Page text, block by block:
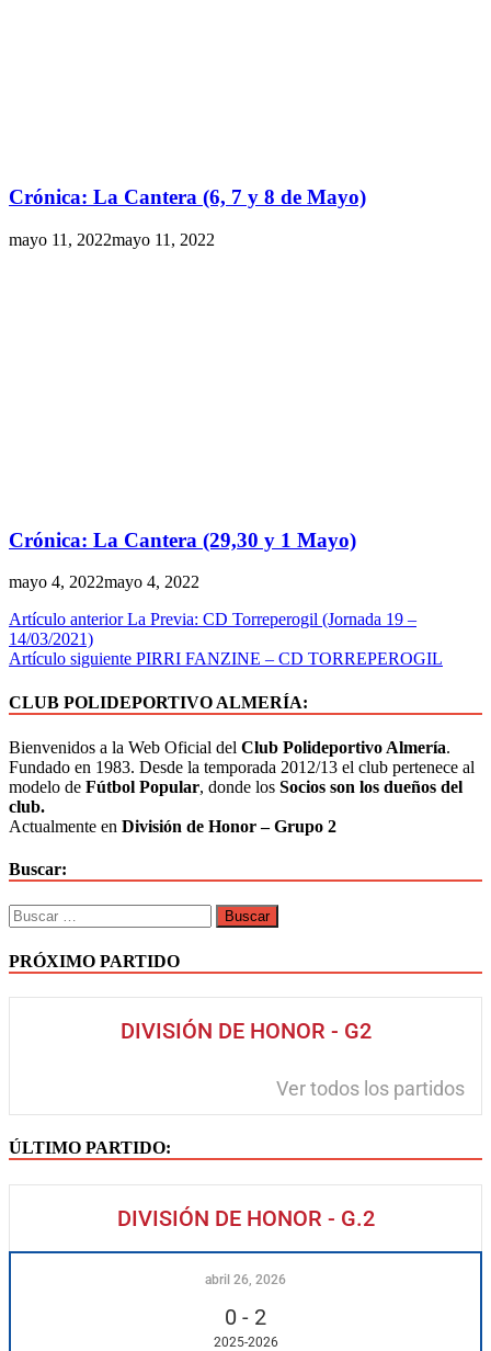
Crónica: La Cantera (6, 7 y 8 de Mayo)
mayo 11, 2022mayo 11, 2022
Crónica: La Cantera (29,30 y 1 Mayo)
mayo 4, 2022mayo 4, 2022
Artículo anterior La Previa: CD Torreperogil (Jornada 19 –
14/03/2021)
Artículo siguiente PIRRI FANZINE – CD TORREPEROGIL
CLUB POLIDEPORTIVO ALMERÍA:
Bienvenidos a la Web Oficial del Club Polideportivo Almería.
Fundado en 1983. Desde la temporada 2012/13 el club pertenece al
modelo de Fútbol Popular, donde los Socios son los dueños del
club.
Actualmente en División de Honor – Grupo 2
Buscar:
PRÓXIMO PARTIDO
DIVISIÓN DE HONOR - G2
Ver todos los partidos
ÚLTIMO PARTIDO:
DIVISIÓN DE HONOR - G.2
abril 26, 2026
0 - 2
2025-2026